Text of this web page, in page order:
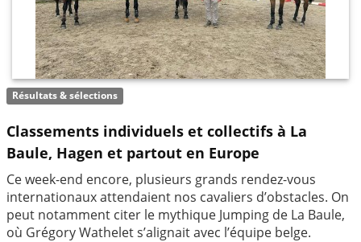
Résultats & sélections
Classements individuels et collectifs à La
Baule, Hagen et partout en Europe
Ce week-end encore, plusieurs grands rendez-vous
internationaux attendaient nos cavaliers d’obstacles. On
peut notamment citer le mythique Jumping de La Baule,
où Grégory Wathelet s’alignait avec l’équipe belge.